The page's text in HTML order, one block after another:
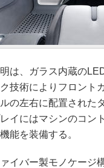
は、ガラス内蔵の
技術によりフロント
の左右に配置された
イにはマシンのコン
能を装備する。
イバー製モノケージ